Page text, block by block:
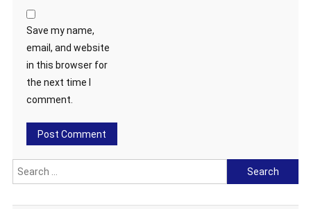
Save my name,
email, and website
in this browser for
the next time I
comment.
Search
for: